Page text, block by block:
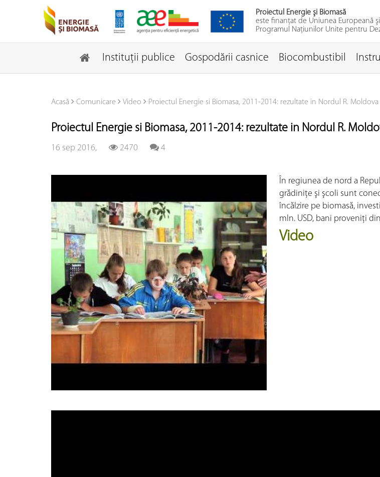
Proiectul Energie şi Biomasă
este finanţat de Uniunea Europeană
Programul Naţiunilor Unite pentru
Instituţii publice Gospodării casnice Biocombustibil
Acasă Comunicare Video Proiectul Energie si Biomasa, 2011-2014: rezultate in Nordul R. Moldova
Proiectul Energie si Biomasa, 2011-2014: rezultate in Nordul R.
16 sep 2016, 2470 4
În regiunea de nord a
grădiniţe şi şcoli sunt
încălzire pe biomasă,
mln. USD, bani proveniţi
Video